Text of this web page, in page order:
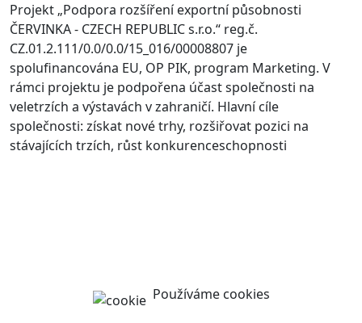
Projekt „Podpora rozšíření exportní působnosti
ČERVINKA - CZECH REPUBLIC s.r.o.“ reg.č.
CZ.01.2.111/0.0/0.0/15_016/00008807 je
spolufinancována EU, OP PIK, program Marketing. V
rámci projektu je podpořena účast společnosti na
veletrzích a výstavách v zahraničí. Hlavní cíle
společnosti: získat nové trhy, rozšiřovat pozici na
stávajících trzích, růst konkurenceschopnosti
Používáme cookies